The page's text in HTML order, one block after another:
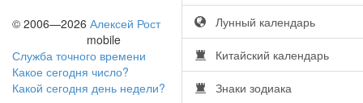
Лунный календарь
Китайский календарь
Знаки зодиака
© 2006—2026 Алексей Рост
mobile
Служба точного времени
Какое сегодня число?
Какой сегодня день недели?